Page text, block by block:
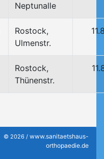
Neptunalle
Rostock,
Ulmenstr.
Rostock,
Thünenstr.
© 2026 / www.sanitaetshaus-
orthopaedie.de